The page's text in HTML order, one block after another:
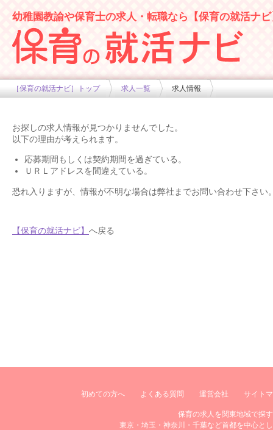
幼稚園教諭や保育士の求人・転職なら【保育の就活ナ
［保育の就活ナビ］トップ 求人一覧 求人情報
お探しの求人情報が見つかりませんでした。
以下の理由が考えられます。
応募期間もしくは契約期間を過ぎている。
ＵＲＬアドレスを間違えている。
恐れ入りますが、情報が不明な場合は弊社までお問い合わせ下さい
【保育の就活ナビ】 へ戻る
初めての方へ よくある質問 運営会社 サイト
保育の求人を関東地域で探
東京・埼玉・神奈川・千葉など首都を中心と